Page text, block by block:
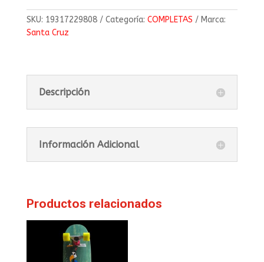
SKU: 19317229808 Categoría: COMPLETAS
Marca:
Santa Cruz
Descripción
Información Adicional
Productos relacionados